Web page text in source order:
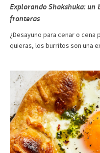
Explorando Shakshuka: un
fronteras
¿Desayuno para cenar o cena
quieras, los burritos son una